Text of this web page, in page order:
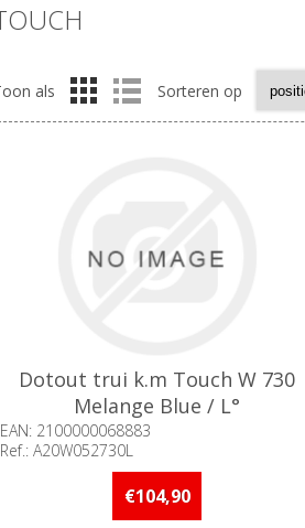
als Sorteren op
Dotout trui k.m Touch W 730
Melange Blue / L°
EAN: 2100000068883
Ref.: A20W052730L
Beschikbaarheid:: Minder dan 5 stuks
€104,90